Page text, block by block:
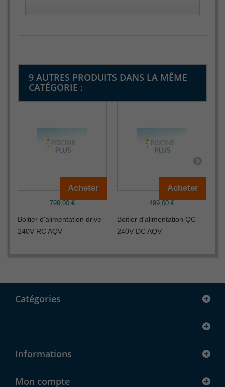
9 AUTRES PRODUITS DANS LA MÊME
CATÉGORIE :
799,00 €
Acheter
Boitier d'alimentation drive
240V RC AQV
499,00 €
Acheter
Boitier d'alimentation QC
240V DC AQV
Catégories
Informations
Mon compte